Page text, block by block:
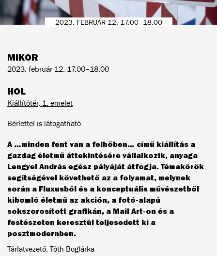
2023. FEBRUÁR 12. 17.00–18.00
MIKOR
2023. február 12. 17.00–18.00
HOL
Kiállítótér, 1. emelet
Bérlettel is látogatható
A …minden fent van a felhőben… című kiállítás a
gazdag életmű áttekintésére vállalkozik, anyaga
Lengyel András egész pályáját átfogja. Témakörök
segítségével követhető az a folyamat, melynek
során a Fluxusból és a konceptuális művészetből
kibomló életmű az akción, a fotó-alapú
sokszorosított grafikán, a Mail Art-on és a
festészeten keresztül teljesedett ki a
posztmodernben.
Tárlatvezető: Tóth Boglárka